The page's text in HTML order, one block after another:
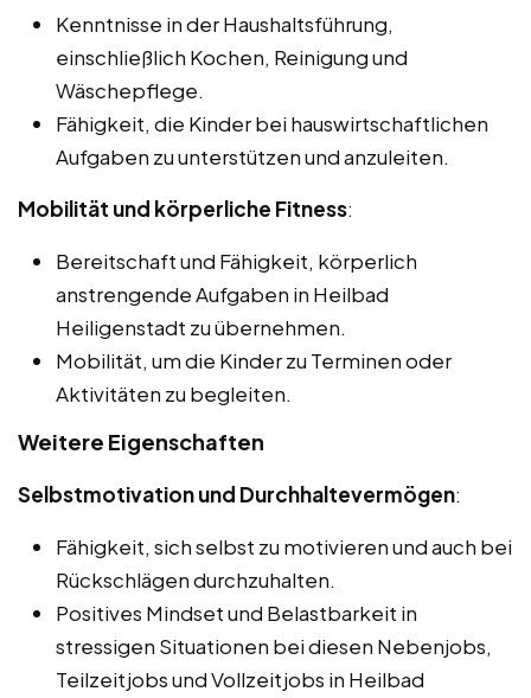
Kenntnisse in der Haushaltsführung,
einschließlich Kochen, Reinigung und
Wäschepflege.
Fähigkeit, die Kinder bei hauswirtschaftlichen
Aufgaben zu unterstützen und anzuleiten.
Mobilität und körperliche Fitness:
Bereitschaft und Fähigkeit, körperlich
anstrengende Aufgaben in Heilbad
Heiligenstadt zu übernehmen.
Mobilität, um die Kinder zu Terminen oder
Aktivitäten zu begleiten.
Weitere Eigenschaften
Selbstmotivation und Durchhaltevermögen:
Fähigkeit, sich selbst zu motivieren und auch bei
Rückschlägen durchzuhalten.
Positives Mindset und Belastbarkeit in
stressigen Situationen bei diesen Nebenjobs,
Teilzeitjobs und Vollzeitjobs in Heilbad